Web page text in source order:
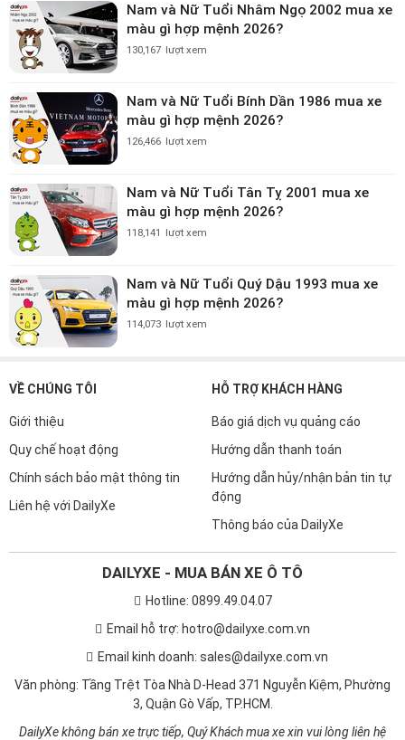
Nam và Nữ Tuổi Nhâm Ngọ 2002 mua xe
màu gì hợp mệnh 2026?
130,167 lượt xem
Nam và Nữ Tuổi Bính Dần 1986 mua xe
màu gì hợp mệnh 2026?
126,466 lượt xem
Nam và Nữ Tuổi Tân Tỵ 2001 mua xe
màu gì hợp mệnh 2026?
118,141 lượt xem
Nam và Nữ Tuổi Quý Dậu 1993 mua xe
màu gì hợp mệnh 2026?
114,073 lượt xem
VỀ CHÚNG TÔI
Giới thiệu
Quy chế hoạt động
Chính sách bảo mật thông tin
Liên hệ với DailyXe
HỖ TRỢ KHÁCH HÀNG
Báo giá dịch vụ quảng cáo
Hướng dẫn thanh toán
Hướng dẫn hủy/nhận bản tin tự
động
Thông báo của DailyXe
DAILYXE - MUA BÁN XE Ô TÔ
Hotline: 0899.49.04.07
Email hỗ trợ: hotro@dailyxe.com.vn
Email kinh doanh: sales@dailyxe.com.vn
Văn phòng: Tầng Trệt Tòa Nhà D-Head 371 Nguyễn Kiệm, Phường
3, Quận Gò Vấp, TP.HCM.
DailyXe không bán xe trực tiếp, Quý Khách mua xe xin vui lòng liên hệ